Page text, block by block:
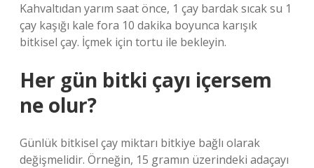
Kahvaltıdan yarım saat önce, 1 çay bardak sıcak su 1
çay kaşığı kale fora 10 dakika boyunca karışık
bitkisel çay. İçmek için tortu ile bekleyin.
Her gün bitki çayı içersem
ne olur?
Günlük bitkisel çay miktarı bitkiye bağlı olarak
değişmelidir. Örneğin, 15 gramın üzerindeki adaçayı